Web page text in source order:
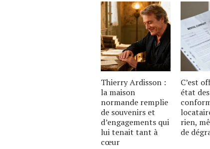
Thierry Ardisson :
la maison
normande remplie
de souvenirs et
d’engagements qui
lui tenait tant à
cœur
C’est
état
rien,
de